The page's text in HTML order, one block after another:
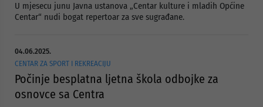
U mjesecu junu Javna ustanova „Centar kulture i mladih Općine
Centar“ nudi bogat repertoar za sve sugrađane.
04.06.2025.
CENTAR ZA SPORT I REKREACIJU
Počinje besplatna ljetna škola odbojke za
osnovce sa Centra